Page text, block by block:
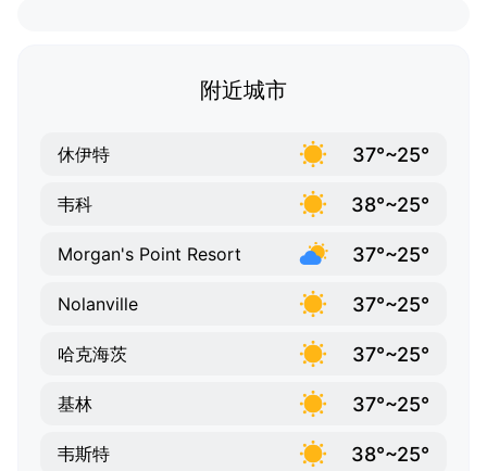
附近城市
休伊特 37°~25°
韦科 38°~25°
Morgan's Point Resort 37°~25°
Nolanville 37°~25°
哈克海茨 37°~25°
基林 37°~25°
韦斯特 38°~25°